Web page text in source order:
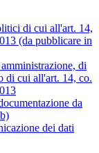
di cui all'art. 14,
(da pubblicare in
di
di cui all'art. 14, co.
da
dei dati